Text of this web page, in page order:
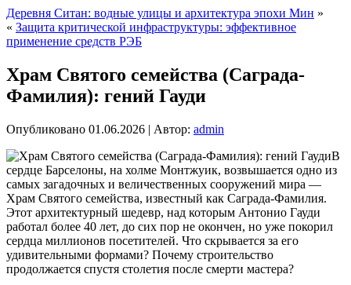
Деревня Ситан: водные улицы и архитектура эпохи Мин »
« Защита критической инфраструктуры: эффективное
применение средств РЭБ
Храм Святого семейства (Саграда-
Фамилия): гений Гауди
Опубликовано 01.06.2026 | Автор: admin
В
сердце Барселоны, на холме Монтжуик, возвышается одно из
самых загадочных и величественных сооружений мира —
Храм Святого семейства, известный как Саграда-Фамилия.
Этот архитектурный шедевр, над которым Антонио Гауди
работал более 40 лет, до сих пор не окончен, но уже покорил
сердца миллионов посетителей. Что скрывается за его
удивительными формами? Почему строительство
продолжается спустя столетия после смерти мастера?